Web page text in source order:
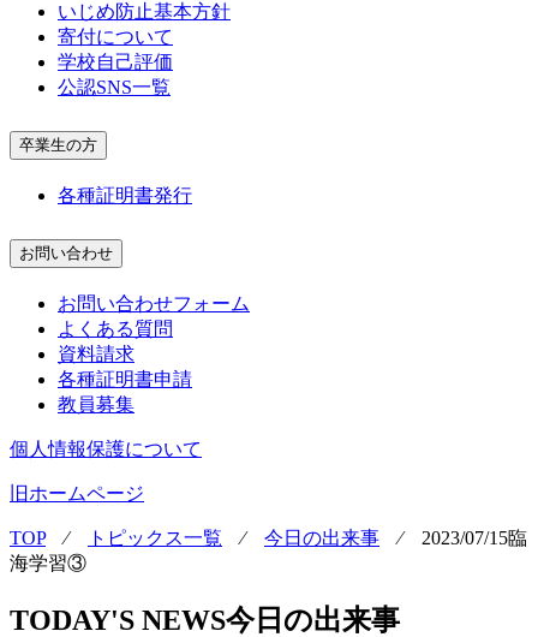
いじめ防止基本方針
寄付について
学校自己評価
公認SNS一覧
卒業生の方
各種証明書発行
お問い合わせ
お問い合わせフォーム
よくある質問
資料請求
各種証明書申請
教員募集
個人情報保護について
旧ホームページ
TOP⁄ トピックス一覧 ⁄ 今日の出来事 ⁄ 2023/07/15臨
海学習③
TODAY'S NEWS今日の出来事